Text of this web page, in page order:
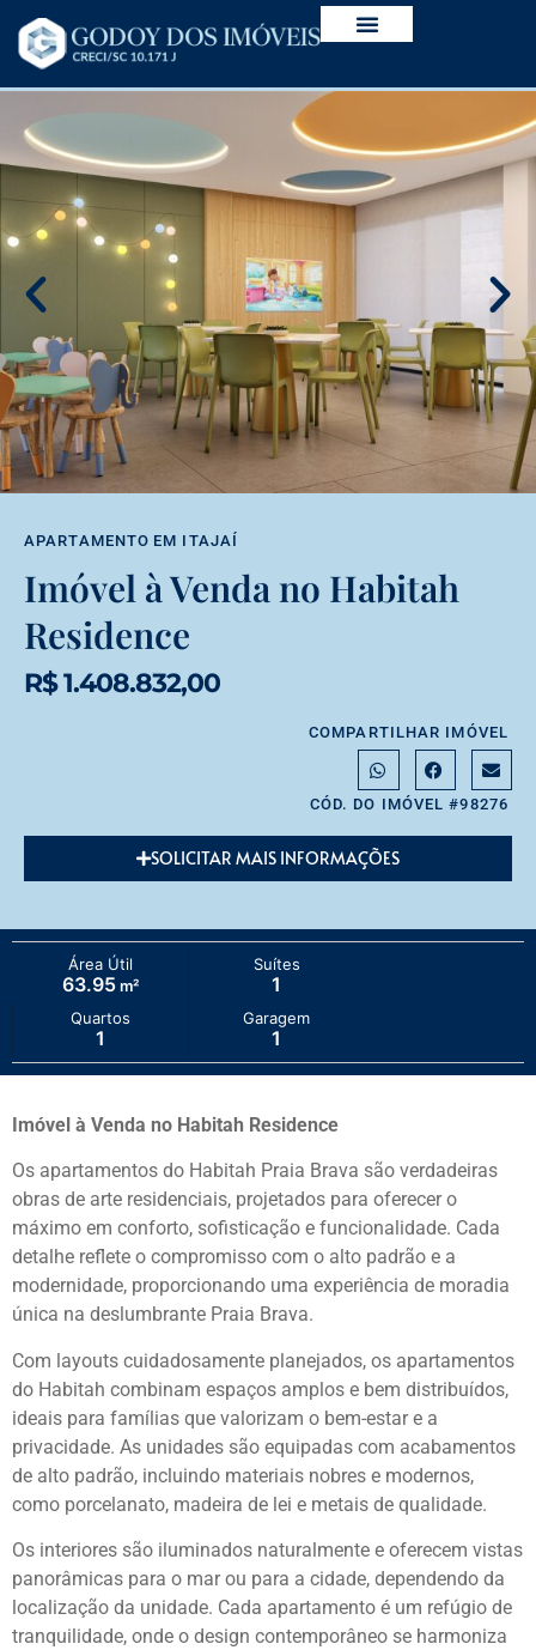
APARTAMENTO EM ITAJAÍ
Imóvel à Venda no Habitah
Residence
R$ 1.408.832,00
COMPARTILHAR IMÓVEL
CÓD. DO IMÓVEL #98276
SOLICITAR MAIS INFORMAÇÕES
Área Útil
63.95m²
Suítes
1
Quartos
1
Garagem
1
Imóvel à Venda no Habitah Residence
Os apartamentos do Habitah Praia Brava são verdadeiras
obras de arte residenciais, projetados para oferecer o
máximo em conforto, sofisticação e funcionalidade. Cada
detalhe reflete o compromisso com o alto padrão e a
modernidade, proporcionando uma experiência de moradia
única na deslumbrante Praia Brava.
Com layouts cuidadosamente planejados, os apartamentos
do Habitah combinam espaços amplos e bem distribuídos,
ideais para famílias que valorizam o bem-estar e a
privacidade. As unidades são equipadas com acabamentos
de alto padrão, incluindo materiais nobres e modernos,
como porcelanato, madeira de lei e metais de qualidade.
Os interiores são iluminados naturalmente e oferecem vistas
panorâmicas para o mar ou para a cidade, dependendo da
localização da unidade. Cada apartamento é um refúgio de
tranquilidade, onde o design contemporâneo se harmoniza